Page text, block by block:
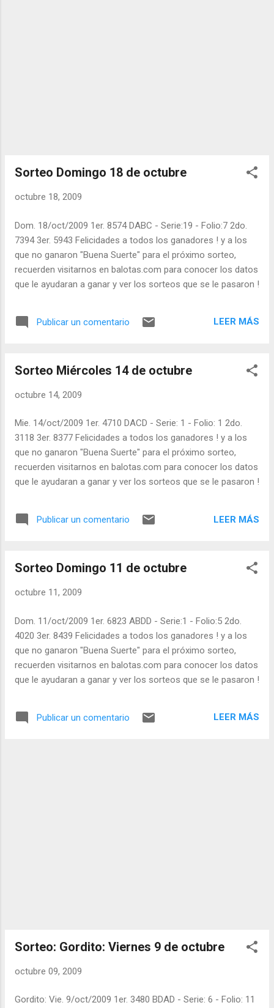
Sorteo Domingo 18 de octubre
octubre 18, 2009
Dom. 18/oct/2009 1er. 8574 DABC - Serie:19 - Folio:7 2do.
7394 3er. 5943 Felicidades a todos los ganadores ! y a los
que no ganaron "Buena Suerte" para el próximo sorteo,
recuerden visitarnos en balotas.com para conocer los datos
que le ayudaran a ganar y ver los sorteos que se le pasaron !
Publicar un comentario LEER MÁS
Sorteo Miércoles 14 de octubre
octubre 14, 2009
Mie. 14/oct/2009 1er. 4710 DACD - Serie: 1 - Folio: 1 2do.
3118 3er. 8377 Felicidades a todos los ganadores ! y a los
que no ganaron "Buena Suerte" para el próximo sorteo,
recuerden visitarnos en balotas.com para conocer los datos
que le ayudaran a ganar y ver los sorteos que se le pasaron !
Publicar un comentario LEER MÁS
Sorteo Domingo 11 de octubre
octubre 11, 2009
Dom. 11/oct/2009 1er. 6823 ABDD - Serie:1 - Folio:5 2do.
4020 3er. 8439 Felicidades a todos los ganadores ! y a los
que no ganaron "Buena Suerte" para el próximo sorteo,
recuerden visitarnos en balotas.com para conocer los datos
que le ayudaran a ganar y ver los sorteos que se le pasaron !
Publicar un comentario LEER MÁS
Sorteo: Gordito: Viernes 9 de octubre
octubre 09, 2009
Gordito: Vie. 9/oct/2009 1er. 3480 BDAD - Serie: 6 - Folio: 11